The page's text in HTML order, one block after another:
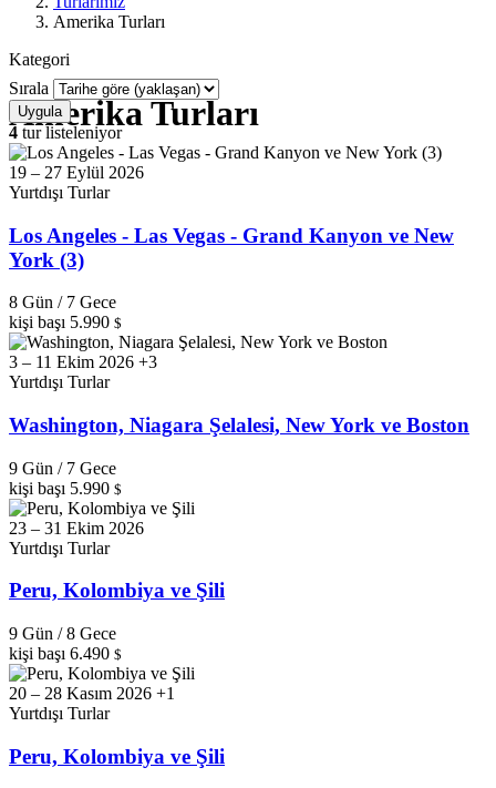
Amerika Turları
Kategori
Amerika Turları
Sırala
Uygula
4 tur listeleniyor
19 – 27 Eylül 2026
Yurtdışı Turlar
Los Angeles - Las Vegas - Grand Kanyon ve New
York (3)
8 Gün / 7 Gece
kişi başı 5.990 $
3 – 11 Ekim 2026 +3
Yurtdışı Turlar
Washington, Niagara Şelalesi, New York ve Boston
9 Gün / 7 Gece
kişi başı 5.990 $
23 – 31 Ekim 2026
Yurtdışı Turlar
Peru, Kolombiya ve Şili
9 Gün / 8 Gece
kişi başı 6.490 $
20 – 28 Kasım 2026 +1
Yurtdışı Turlar
Peru, Kolombiya ve Şili